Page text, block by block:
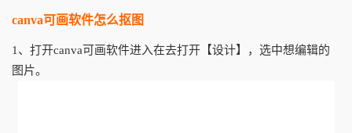
canva可画软件怎么抠图
1、打开canva可画软件进入在去打开【设计】，选中想编辑的
图片。